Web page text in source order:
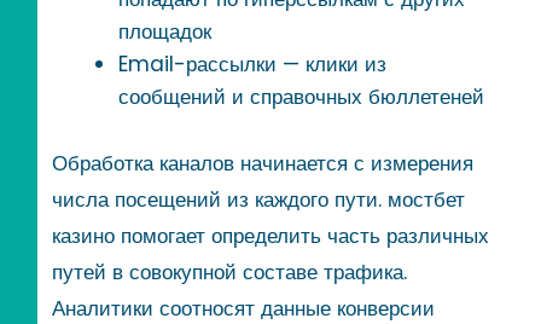
площадок
Email-рассылки — клики из
сообщений и справочных бюллетеней
Обработка каналов начинается с измерения
числа посещений из каждого пути. мостбет
казино помогает определить часть различных
путей в совокупной составе трафика.
Аналитики соотносят данные конверсии